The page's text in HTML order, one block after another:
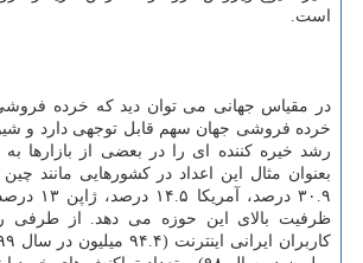
است.
در مقیاس جهانی می توان دید که خرده فروشی
خرده فروشی جهان سهم قابل توجهی دارد و
رشد خیره کننده ای را در بعضی از بازارها
۳۰.۹ درصد،
ظرفیت بالای این حوزه می دهد. از طرفی